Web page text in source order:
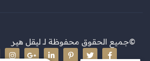
©جميع الحقوق محفوظة لـ ليقل هير